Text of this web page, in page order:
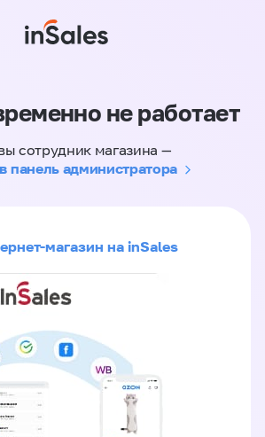
не работает
сотрудник магазина —
панель администратора
магазин на inSales